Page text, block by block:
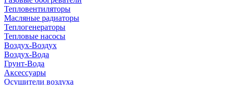
Тепловентиляторы
Масляные радиаторы
Теплогенераторы
Тепловые насосы
Воздух-Воздух
Воздух-Вода
Грунт-Вода
Аксессуары
Осушители воздуха